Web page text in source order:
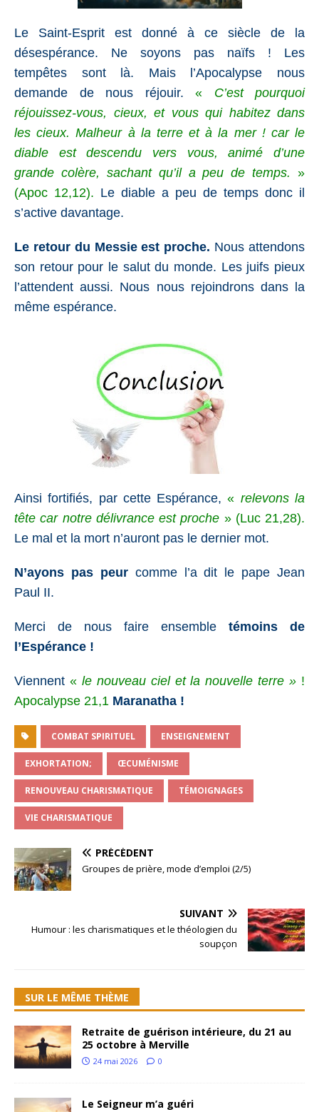
Le Saint-Esprit est donné à ce siècle de la
désespérance. Ne soyons pas naïfs ! Les
tempêtes sont là. Mais l’Apocalypse nous
demande de nous réjouir. « C’est pourquoi
réjouissez-vous, cieux, et vous qui habitez dans
les cieux. Malheur à la terre et à la mer ! car le
diable est descendu vers vous, animé d’une
grande colère, sachant qu’il a peu de temps. »
(Apoc 12,12). Le diable a peu de temps donc il
s’active davantage.
Le retour du Messie est proche. Nous attendons
son retour pour le salut du monde. Les juifs pieux
l’attendent aussi. Nous nous rejoindrons dans la
même espérance.
Ainsi fortifiés, par cette Espérance,« relevons la
tête car notre délivrance est proche » (Luc 21,28).
Le mal et la mort n’auront pas le dernier mot.
N’ayons pas peurcomme l’a dit le pape Jean
Paul II.
Merci de nous faire ensemble témoins de
l’Espérance !
Viennent « le nouveau ciel et la nouvelle terre » !
Apocalypse 21,1 Maranatha !
COMBAT SPIRITUEL ENSEIGNEMENT
EXHORTATION; ŒCUMÉNISME
RENOUVEAU CHARISMATIQUE TÉMOIGNAGES
VIE CHARISMATIQUE
PRÉCÉDENT
Groupes de prière, mode d’emploi (2/5)
SUIVANT
Humour : les charismatiques et le théologien du
soupçon
SUR LE MÊME THÈME
Retraite de guérison intérieure, du 21 au
25 octobre à Merville
24 mai 2026 0
Le Seigneur m’a guéri